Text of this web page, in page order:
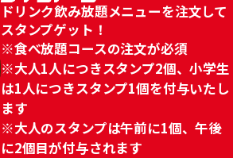
ドリンク飲み放題メニューを注文して
スタンプゲット！
※食べ放題コースの注文が必須
※大人1人につきスタンプ2個、小学生
は1人につきスタンプ1個を付与いたし
ます
※大人のスタンプは午前に1個、午後
に2個目が付与されます